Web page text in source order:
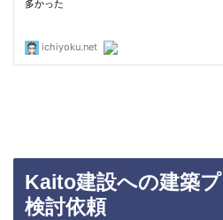
Kaito建設への建築
検討依頼